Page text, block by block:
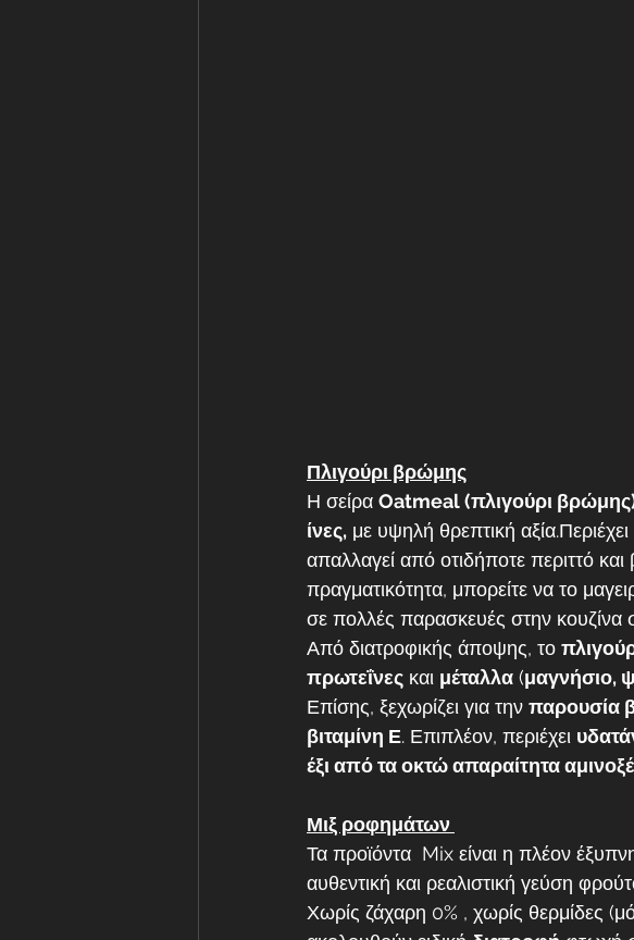
Πλιγούρι βρώμης
Η σείρα Oatmeal (πλιγούρι
ίνες, με υψηλή θρεπτική
απαλλαγεί από οτιδήποτε περιττό
πραγματικότητα, μπορείτε να το
σε πολλές παρασκευές στην κουζίνα
Από διατροφικής άποψης, το
πρωτεΐνες και μέταλλα (μαγνήσιο,
Επίσης, ξεχωρίζει για την παρουσία
βιταμίνη Ε. Επιπλέον, περιέχει
έξι από τα οκτώ απαραίτητα
Μιξ ροφημάτων
Τα προϊόντα  Mix είναι η πλέον
αυθεντική και ρεαλιστική γεύση
Χωρίς ζάχαρη 0% , χωρίς θερμίδες